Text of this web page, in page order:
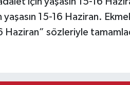
yaşasın 15-16 Haziran.
Haziran” sözleriyle